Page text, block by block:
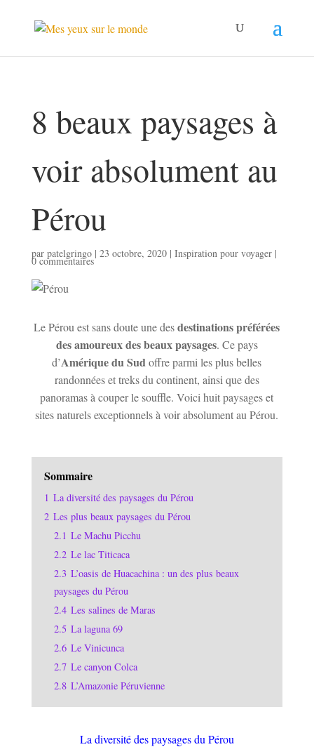
8 beaux paysages à
voir absolument au
Pérou
par patelgringo| 23 octobre, 2020| Inspiration pour voyager|
0 commentaires
Le Pérou est sans doute une desdestinations préférées
des amoureux des beaux paysages. Ce pays
d’Amérique du Sudoffre parmi les plus belles
randonnées et treks du continent, ainsi que des
panoramas à couper le souffle. Voici huit paysages et
sites naturels exceptionnels à voir absolument au Pérou.
Sommaire
1 La diversité des paysages du Pérou
2 Les plus beaux paysages du Pérou
2.1 Le Machu Picchu
2.2 Le lac Titicaca
2.3 L’oasis de Huacachina : un des plus beaux
paysages du Pérou
2.4 Les salines de Maras
2.5 La laguna 69
2.6 Le Vinicunca
2.7 Le canyon Colca
2.8 L’Amazonie Péruvienne
La diversité des paysages du Pérou